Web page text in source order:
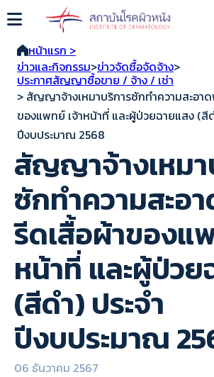
หน้าแรก >
ข่าวและกิจกรรม>ข่าวจัดซื้อจัดจ้าง>
ประกาศสัญญาซื้อขาย / จ้าง / เช่า
> สัญญาจ้างเหมาบริการซักทำความสะอา
ของแพทย์ เจ้าหน้าที่ และผู้ป่วยฉายแสง (สี
ปีงบประมาณ 2568
สัญญาจ้างเหมา
ซักทำความสะอ
รีดเสื้อผ้าของแ
หน้าที่ และผู้ป่ว
(สีดำ) ประจำ
ปีงบประมาณ
06 ธันวาคม 2567